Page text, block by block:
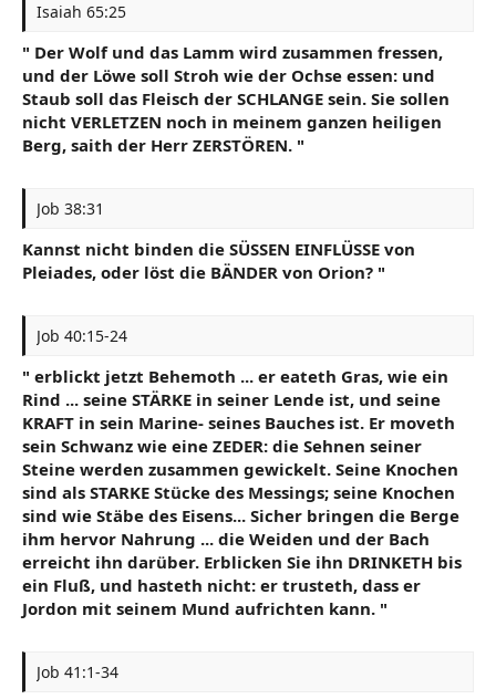
Isaiah 65:25
" Der Wolf und das Lamm wird zusammen fressen,
und der Löwe soll Stroh wie der Ochse essen: und
Staub soll das Fleisch der SCHLANGE sein. Sie sollen
nicht VERLETZEN noch in meinem ganzen heiligen
Berg, saith der Herr ZERSTÖREN. "
Job 38:31
Kannst nicht binden die SÜSSEN EINFLÜSSE von
Pleiades, oder löst die BÄNDER von Orion? "
Job 40:15-24
" erblickt jetzt Behemoth ... er eateth Gras, wie ein
Rind ... seine STÄRKE in seiner Lende ist, und seine
KRAFT in sein Marine- seines Bauches ist. Er moveth
sein Schwanz wie eine ZEDER: die Sehnen seiner
Steine werden zusammen gewickelt. Seine Knochen
sind als STARKE Stücke des Messings; seine Knochen
sind wie Stäbe des Eisens... Sicher bringen die Berge
ihm hervor Nahrung ... die Weiden und der Bach
erreicht ihn darüber. Erblicken Sie ihn DRINKETH bis
ein Fluß, und hasteth nicht: er trusteth, dass er
Jordon mit seinem Mund aufrichten kann. "
Job 41:1-34